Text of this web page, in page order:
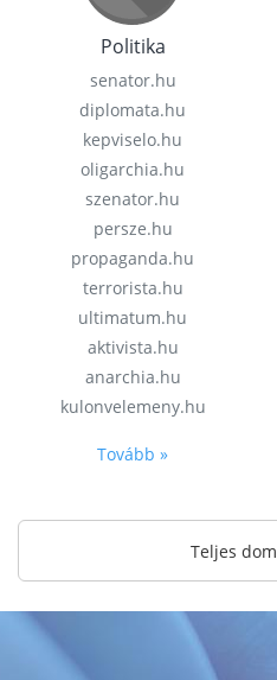
Politika
senator.hu
diplomata.hu
kepviselo.hu
oligarchia.hu
szenator.hu
persze.hu
propaganda.hu
terrorista.hu
ultimatum.hu
aktivista.hu
anarchia.hu
kulonvelemeny.hu
Tovább »
Teljes